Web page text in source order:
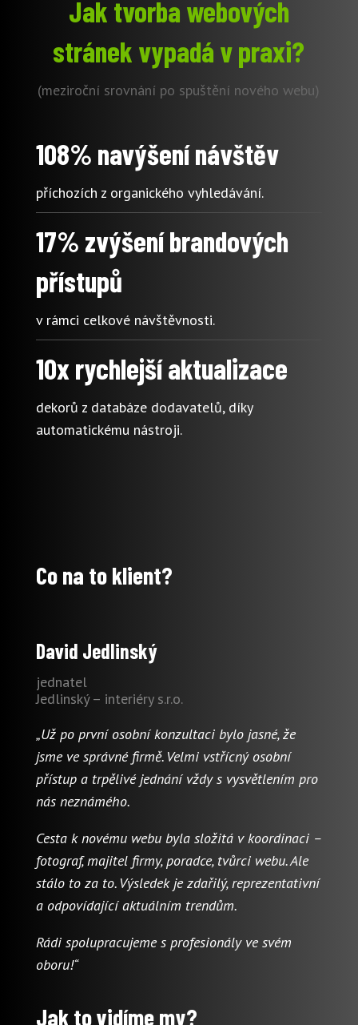
Jak tvorba webových
stránek vypadá v praxi?
(meziroční srovnání po spuštění nového webu)
108% navýšení návštěv
příchozích z organického vyhledávání.
17% zvýšení brandových
přístupů
v rámci celkové návštěvnosti.
10x rychlejší aktualizace
dekorů z databáze dodavatelů, díky
automatickému nástroji.
Co na to klient?
David Jedlinský
jednatel
Jedlinský – interiéry s.r.o.
„Už po první osobní konzultaci bylo jasné, že
jsme ve správné firmě. Velmi vstřícný osobní
přístup a trpělivé jednání vždy s vysvětlením pro
nás neznámého.
Cesta k novému webu byla složitá v koordinaci –
fotograf, majitel firmy, poradce, tvůrci webu. Ale
stálo to za to. Výsledek je zdařilý, reprezentativní
a odpovídající aktuálním trendům.
Rádi spolupracujeme s profesionály ve svém
oboru!“
Jak to vidíme my?